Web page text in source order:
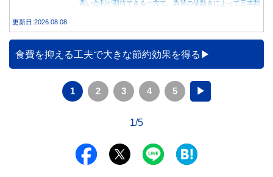
高い金利が期待できる一方で、為替の値動きによって元本割
更新日:2026.08.08
食費を抑える工夫で大きな節約効果を得る
1 2 3 4 5 ▶
1/5